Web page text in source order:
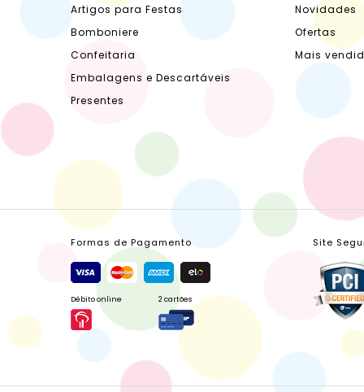
Artigos para Festas
Bomboniere
Confeitaria
Embalagens e Descartáveis
Presentes
Novidades
Ofertas
Mais
Formas de Pagamento
Débito online 2 cartões
Site